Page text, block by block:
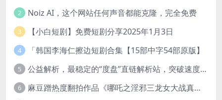
2 Noiz AI，这个网站任何声音都能克隆，完全免费
3 【小白短剧】免费短剧分享2025年1月3日
4 「韩国李海仁擦边短剧合集【15部中字54部原版】
5 公益解析，最稳定的“度盘”直链解析站，突破速度限制
6 麻豆蹭热度翻拍作品《哪吒之淫邪三龙女大战真阳魔童》 已上线